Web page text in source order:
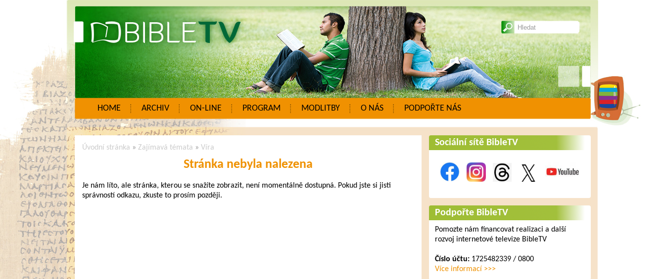
HOME ARCHIV ON-LINE PROGRAM MODLITBY O NÁS PODPOŘTE NÁS
Úvodní stránka » Zajímavá témata » Víra
Stránka nebyla nalezena
Je nám líto, ale stránka, kterou se snažíte zobrazit, není momentálně dostupná. Pokud jste si jisti
správností odkazu, zkuste to prosím později.
Sociální sítě BibleTV
Podpořte BibleTV
Pomozte nám financovat realizaci a další
rozvoj internetové televize BibleTV
Číslo účtu:1725482339 / 0800
Více informací >>>